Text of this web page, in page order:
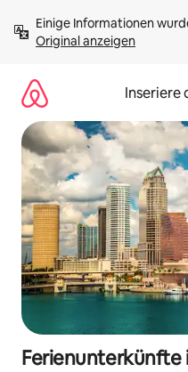
Inhalten
springenOriginal anzeigen
Inseriere
Ferienunterkünfte